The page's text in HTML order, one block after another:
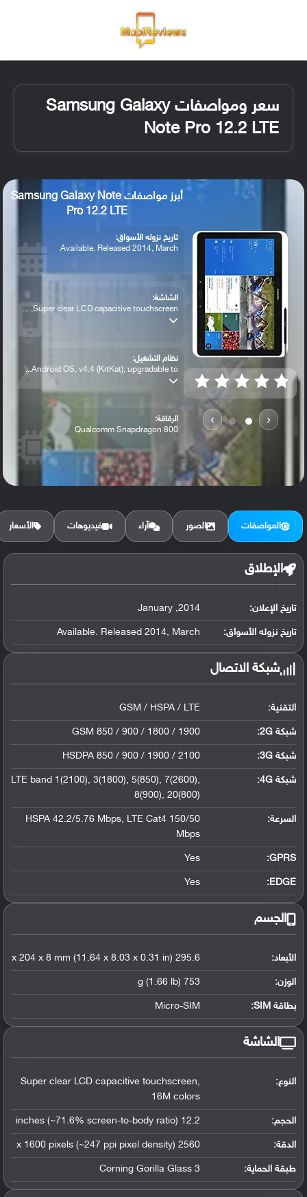
سعر ومواصفات Samsung Galaxy
Note Pro 12.2 LTE
‹
›
أبرز مواصفات Samsung Galaxy Note
Pro 12.2 LTE
تاريخ نزوله الأسواق:
Available. Released 2014, March
الشاشة:
Super clear LCD capacitive touchscreen, ...
نظام التشغيل:
Android OS, v4.4 (KitKat), upgradable to...
الرقاقة:
Qualcomm Snapdragon 800
الرام / التخزين:
المواصفات الصور آراء فيديوهات الأسعار
الإطلاق
تاريخ الإعلان: 2014, January
تاريخ نزوله الأسواق: Available. Released 2014, March
شبكة الاتصال
التقنية: GSM / HSPA / LTE
شبكة 2G: GSM 850 / 900 / 1800 / 1900
شبكة 3G :
HSDPA 850 / 900 / 1900 / 2100
شبكة 4G :
LTE band 1(2100), 3(1800), 5(850), 7(2600),
8(900), 20(800)
السرعة:
HSPA 42.2/5.76 Mbps, LTE Cat4 150/50
Mbps
GPRS:
Yes
EDGE:
Yes
الجسم
الأبعاد: 295.6 x 204 x 8 mm (11.64 x 8.03 x 0.31 in)
الوزن: 753 g (1.66 lb)
بطاقة SIM: Micro-SIM
الشاشة
النوع:
Super clear LCD capacitive touchscreen,
16M colors
الحجم: 12.2 inches (~71.6% screen-to-body ratio)
الدقة: 2560 x 1600 pixels (~247 ppi pixel density)
طبقة الحماية: Corning Gorilla Glass 3